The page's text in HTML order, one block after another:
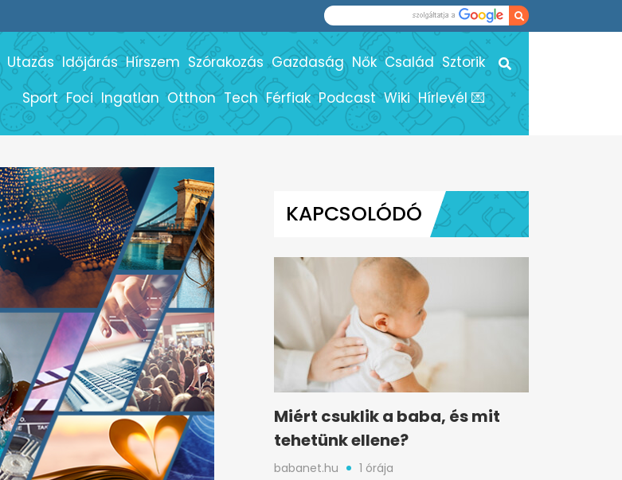
Utazás Időjárás Hírszem Szórakozás Gazdaság Nők Család Sztorik
Sport Foci Ingatlan Otthon Tech Férfiak Podcast Wiki Hírlevél 💌
KAPCSOLÓDÓ
Miért csuklik a baba, és mit
tehetünk ellene?
babanet.hu 1 órája